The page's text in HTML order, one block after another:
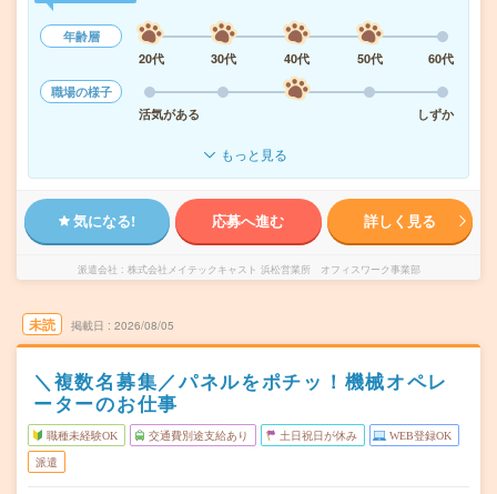
年齢層
20代
30代 40代 50代
60代
職場の様子
活気がある
しずか
もっと見る
気になる! 応募へ進む 詳しく見る
派遣会社 株式会社メイテックキャスト 浜松営業所 オフィスワーク事業部
未読 掲載日 2026/08/05
＼複数名募集／パネルをポチッ！機械オペレ
ーターのお仕事
職種未経験OK 交通費別途支給あり 土日祝日が休み WEB登録OK
派遣